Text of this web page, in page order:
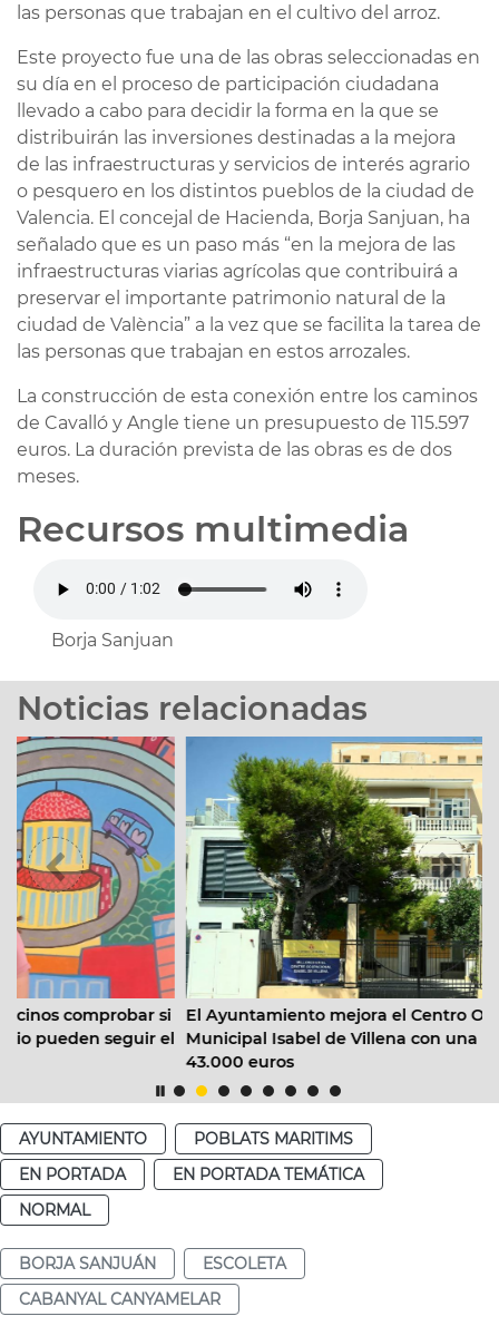
las personas que trabajan en el cultivo del arroz.
Este proyecto fue una de las obras seleccionadas en
su día en el proceso de participación ciudadana
llevado a cabo para decidir la forma en la que se
distribuirán las inversiones destinadas a la mejora
de las infraestructuras y servicios de interés agrario
o pesquero en los distintos pueblos de la ciudad de
Valencia. El concejal de Hacienda, Borja Sanjuan, ha
señalado que es un paso más “en la mejora de las
infraestructuras viarias agrícolas que contribuirá a
preservar el importante patrimonio natural de la
ciudad de València” a la vez que se facilita la tarea de
las personas que trabajan en estos arrozales.
La construcción de esta conexión entre los caminos
de Cavalló y Angle tiene un presupuesto de 115.597
euros. La duración prevista de las obras es de dos
meses.
Recursos multimedia
Borja Sanjuan
Noticias relacionadas
si
el
El Ayuntamiento mejora el Centro Ocupacional
Municipal Isabel de Villena con una inversión de más
AYUNTAMIENTO
POBLATS MARITIMS
EN PORTADA
EN PORTADA TEMÁTICA
NORMAL
BORJA SANJUÁN
ESCOLETA
CABANYAL CANYAMELAR